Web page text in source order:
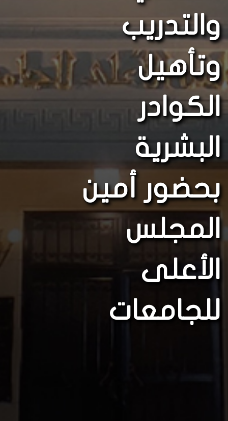
والتدريب
وتأهيل
الكوادر
البشرية
بحضور أمين
المجلس
الأعلى
للجامعات